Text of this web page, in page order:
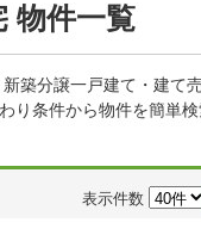
物件一覧
築分譲一戸建て・建て
り条件から物件を簡単
表示件数